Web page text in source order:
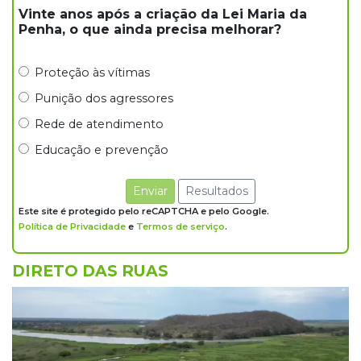
20:15Pedro Juan Caballero
ligada a laboratório ilegal
FAB morrem em confronto
Dólar comercial cai 0,46% e encerra semana
Foragido que se passava por pastor morre
após reagir à abordagem policial
Vinte anos após a criação da Lei Maria da
Penha, o que ainda precisa melhorar?
Proteção às vítimas
Punição dos agressores
Rede de atendimento
Educação e prevenção
Enviar Resultados
Este site é protegido pelo reCAPTCHA e pelo Google.
Política de Privacidade e Termos de serviço.
DIRETO DAS RUAS